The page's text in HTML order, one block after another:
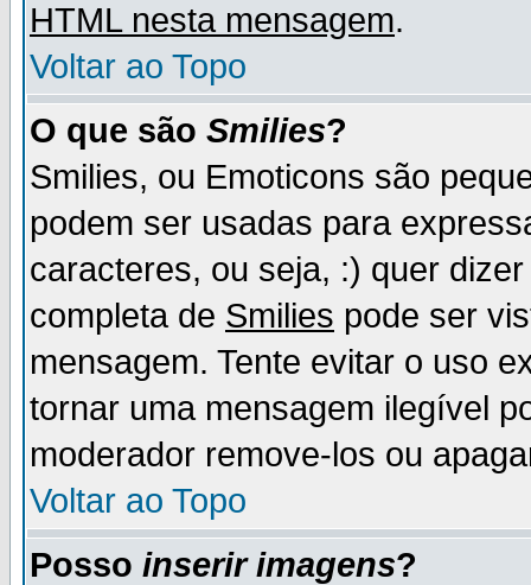
HTML nesta mensagem.
Voltar ao Topo
O que são Smilies?
Smilies, ou Emoticons são
podem ser usadas para
caracteres, ou seja, :) quer
completa de Smilies pode ser
mensagem. Tente evitar o uso
tornar uma mensagem ilegível
moderador remove-los ou
Voltar ao Topo
Posso inserir imagens?